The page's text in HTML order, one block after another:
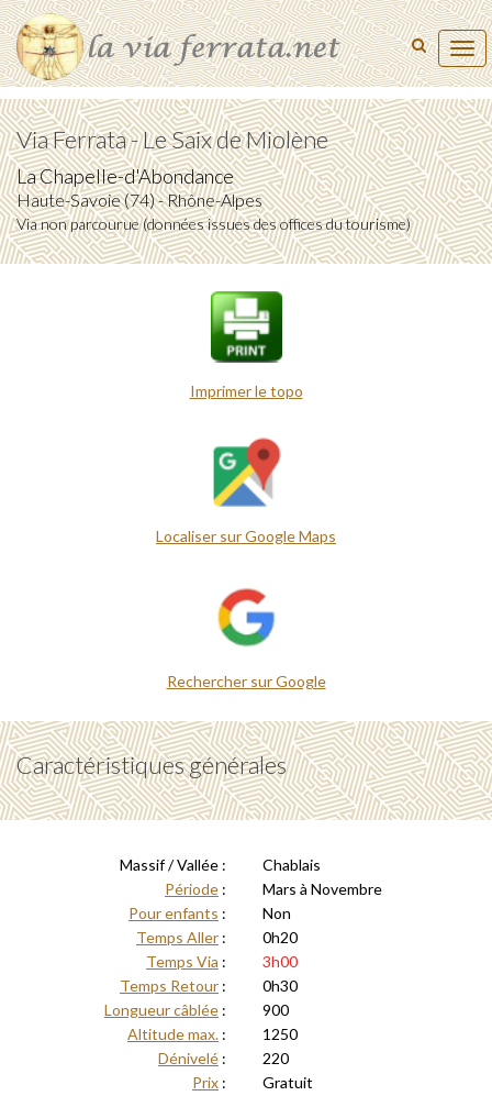
Via Ferrata - Le Saix de Miolène
La Chapelle-d'Abondance
Haute-Savoie (74) - Rhône-Alpes
Via non parcourue (données issues des offices du tourisme)
Imprimer le topo
Localiser sur Google Maps
Rechercher sur Google
Caractéristiques générales
Massif / Vallée :
Chablais
Période :
Mars à Novembre
Pour enfants :
Non
Temps Aller :
0h20
Temps Via :
3h00
Temps Retour :
0h30
Longueur câblée :
900
Altitude max. :
1250
Dénivelé :
220
Prix :
Gratuit